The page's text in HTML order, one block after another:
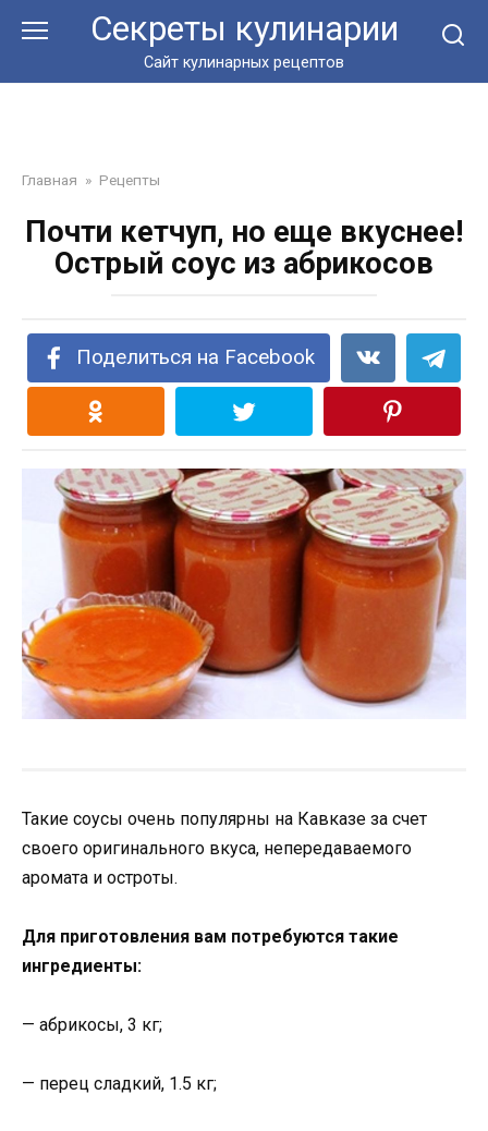
Секреты кулинарии
Сайт кулинарных рецептов
Главная » Рецепты
Почти кетчуп, но еще вкуснее!
Острый соус из абрикосов
Поделиться на Facebook
Такие соусы очень популярны на Кавказе за счет
своего оригинального вкуса, непередаваемого
аромата и остроты.
Для приготовления вам потребуются такие
ингредиенты:
— абрикосы, 3 кг;
— перец сладкий, 1.5 кг;